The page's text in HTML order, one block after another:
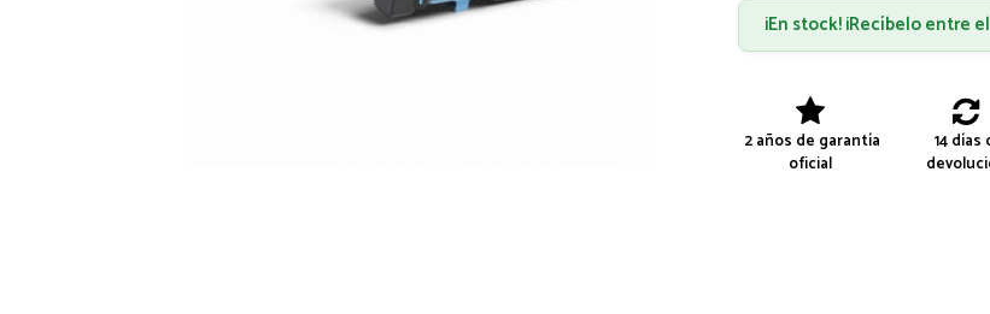
¡En stock! ¡Recíbelo entre
2 años de garantía
oficial
14 días